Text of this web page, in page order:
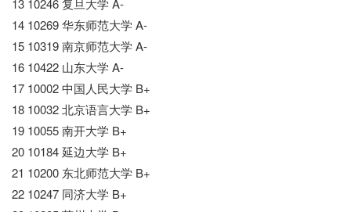
13 10246 复旦大学 A-
14 10269 华东师范大学 A-
15 10319 南京师范大学 A-
16 10422 山东大学 A-
17 10002 中国人民大学 B+
18 10032 北京语言大学 B+
19 10055 南开大学 B+
20 10184 延边大学 B+
21 10200 东北师范大学 B+
22 10247 同济大学 B+